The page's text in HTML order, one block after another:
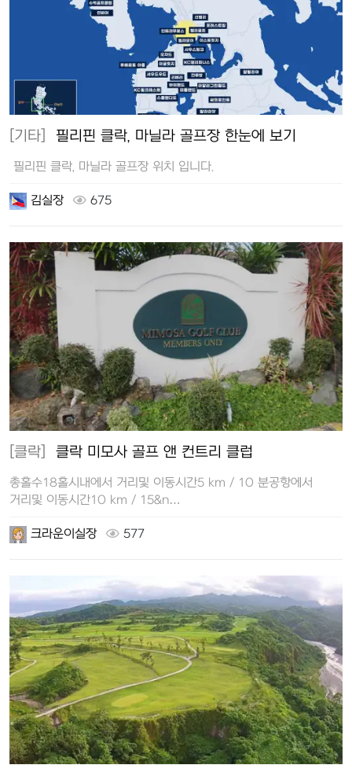
[기타] 필리핀 클락, 마닐라 골프장 한눈에 보기
필리핀 클락, 마닐라 골프장 위치 입니다.
김실장 675
[클락] 클락 미모사 골프 앤 컨트리 클럽
총홀수18홀시내에서 거리및 이동시간5 km / 10 분공항에서
거리및 이동시간10 km / 15&n…
크라운이실장 577